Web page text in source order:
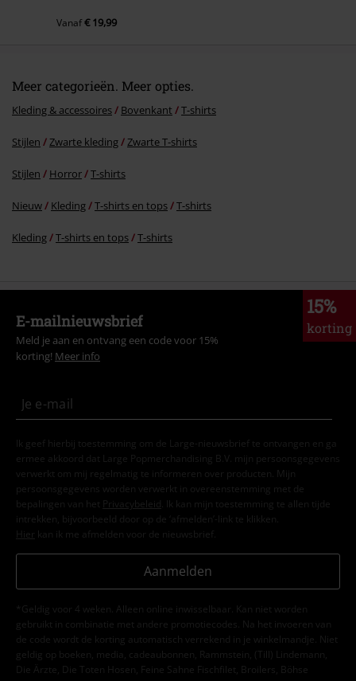
Vanaf€ 19,99
Meer categorieën. Meer opties.
Kleding & accessoires Bovenkant T-shirts
Stijlen Zwarte kleding Zwarte T-shirts
Stijlen Horror T-shirts
Nieuw Kleding T-shirts en tops T-shirts
Kleding T-shirts en tops T-shirts
15%
korting
E-mailnieuwsbrief
Meld je aan en ontvang een code voor 15%
korting! Meer info
Ik geef hierbij toestemming om de Large-nieuwsbrief te ontvangen en ga
ermee akkoord dat Large Popmerchandising B.V. mijn persoonsgegevens
verwerkt om mij regelmatig te informeren over producten. Mijn
persoonsgegevens worden verwerkt in overeenstemming met de
bepalingen van het
Privacybeleid . Ik kan mijn toestemming te allen tijde
intrekken, bijvoorbeeld door op de ‘afmelden’-link te klikken.
Hier kan ik me afmelden voor de nieuwsbrief.
Aanmelden
*Geldig voor 4 weken. Alleen online inwisselbaar. Kan niet worden
gebruikt in combinatie met andere promotiecodes. Na het invoeren van
de code wordt de korting automatisch verrekend in je winkelmandje. Niet
geldig op boeken, media, cadeaubonnen, Rammstein, (Till) Lindemann,
Die Ärzte, Die Toten Hosen, Feine Sahne Fischfilet, Broilers, Böhse